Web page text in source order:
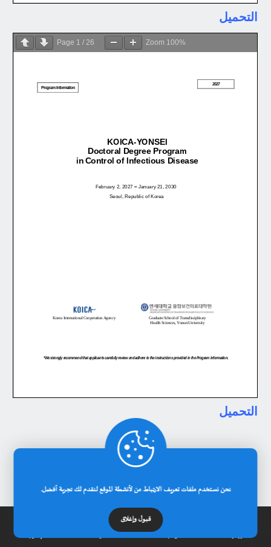
التحميل
Page 1 / 26 Zoom 100%
التحميل
إعلانات
الرئيسية عن الجامعة مدونة إتصل بنا
نحن نستخدم ملفات تعريف الارتباط من لأنشطة الموقع لنقدم لك تجربة أفضل.
قبول وإغلاق